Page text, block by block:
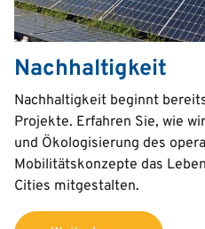
Nachhaltigkeit
Text
Nachhaltigkeit beginnt
Projekte. Erfahren Sie, wie
und Ökologisierung des
Mobilitätskonzepte das
Cities mitgestalten.